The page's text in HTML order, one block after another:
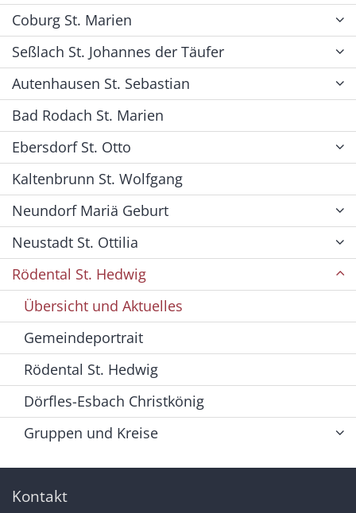
Coburg St. Marien
Seßlach St. Johannes der Täufer
Autenhausen St. Sebastian
Bad Rodach St. Marien
Ebersdorf St. Otto
Kaltenbrunn St. Wolfgang
Neundorf Mariä Geburt
Neustadt St. Ottilia
Rödental St. Hedwig
Übersicht und Aktuelles
Gemeindeportrait
Rödental St. Hedwig
Dörfles-Esbach Christkönig
Gruppen und Kreise
Kontakt